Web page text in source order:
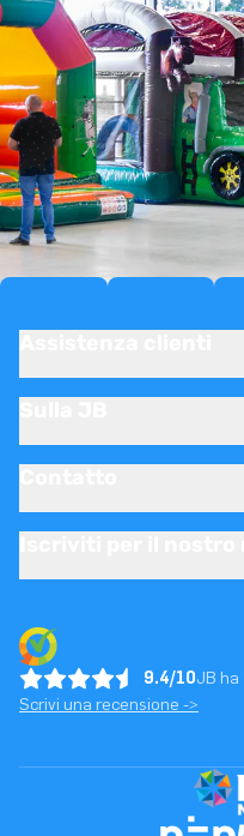
9.4/10JB ha
Scrivi una recensione ->